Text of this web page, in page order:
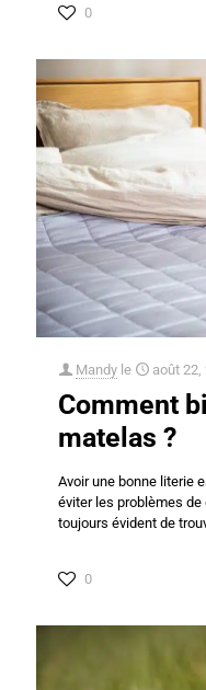
0
Mandy le août 22,
Comment
matelas ?
Avoir une bonne literie
éviter les problèmes de
toujours évident de
0